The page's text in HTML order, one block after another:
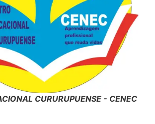
CURURUPUENSE - CENEC